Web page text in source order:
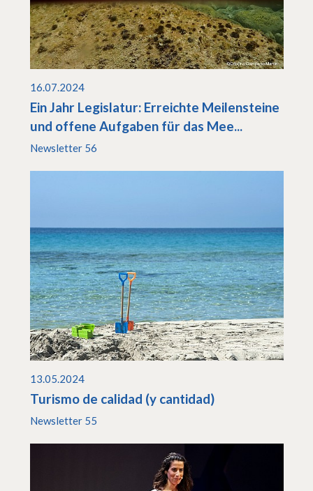
16.07.2024
Ein Jahr Legislatur: Erreichte Meilensteine
und offene Aufgaben für das Mee...
Newsletter 56
13.05.2024
Turismo de calidad (y cantidad)
Newsletter 55